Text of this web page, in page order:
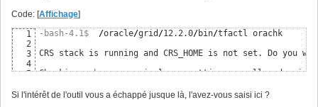
Code: [Affichage]
1
2
3
4
5
7
-bash-4.1$ /oracle/grid /12.2.0/bin/tfactl orachk
CRS stack is running and CRS_HOME is not set. Do you
Checking ssh user equivalency settings on all nodes in
Node orali-p02 is configured for ssh user equivalency
Si l'intérêt de l'outil vous a échappé jusque là, l'avez-vous saisi ici ?